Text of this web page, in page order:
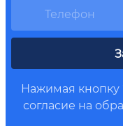
Нажимая кнопку
согласие на